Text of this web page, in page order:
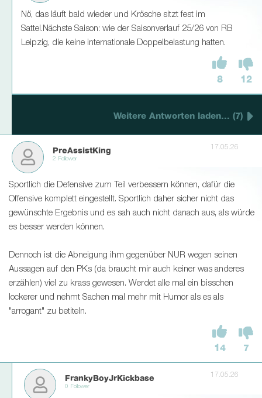
Nö, das läuft bald wieder und Krösche sitzt fest im
Sattel.Nächste Saison: wie der Saisonverlauf 25/26 von RB
Leipzig, die keine internationale Doppelbelastung hatten.
8 12
Weitere Antworten laden... (7)
PreAssistKing
2 Follower
17.05.26
Sportlich die Defensive zum Teil verbessern können, dafür die
Offensive komplett eingestellt. Sportlich daher sicher nicht das
gewünschte Ergebnis und es sah auch nicht danach aus, als würde
es besser werden können.
Dennoch ist die Abneigung ihm gegenüber NUR wegen seinen
Aussagen auf den PKs (da braucht mir auch keiner was anderes
erzählen) viel zu krass gewesen. Werdet alle mal ein bisschen
lockerer und nehmt Sachen mal mehr mit Humor als es als
"arrogant" zu betiteln.
14 7
FrankyBoyJrKickbase
0 Follower
17.05.26